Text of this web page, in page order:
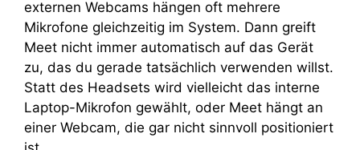
externen Webcams hängen oft mehrere
Mikrofone gleichzeitig im System. Dann greift
Meet nicht immer automatisch auf das Gerät
zu, das du gerade tatsächlich verwenden willst.
Statt des Headsets wird vielleicht das interne
Laptop-Mikrofon gewählt, oder Meet hängt an
einer Webcam, die gar nicht sinnvoll positioniert